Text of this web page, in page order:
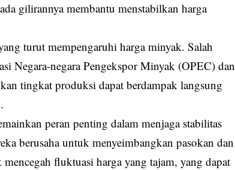
gilirannya membantu menstabilkan harga
turut mempengaruhi harga minyak. Salah
Negara-negara Pengekspor Minyak (OPEC) dan
tingkat produksi dapat berdampak langsung
peran penting dalam menjaga stabilitas
berusaha untuk menyeimbangkan pasokan dan
fluktuasi harga yang tajam, yang dapat